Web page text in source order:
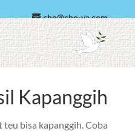
cho@cho-va.com
Arab
Español
Kapanggih
bisa kapanggih. Coba